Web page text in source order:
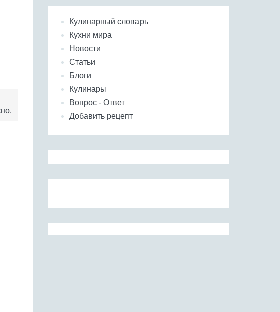
Кулинарный словарь
Кухни мира
Новости
Статьи
Блоги
Кулинары
Вопрос - Ответ
Добавить рецепт